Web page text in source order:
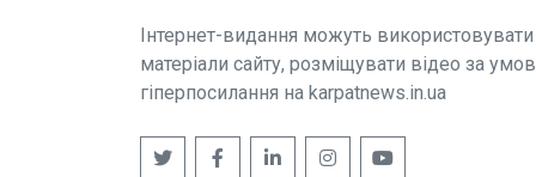
Інтернет-видання можуть використовувати
матеріали сайту, розміщувати відео за
гіперпосилання на karpatnews.in.ua